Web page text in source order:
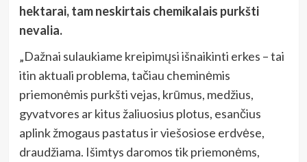
hektarai, tam neskirtais chemikalais purkšti
nevalia.
„Dažnai sulaukiame kreipimųsi išnaikinti erkes – tai
itin aktuali problema, tačiau cheminėmis
priemonėmis purkšti vejas, krūmus, medžius,
gyvatvores ar kitus žaliuosius plotus, esančius
aplink žmogaus pastatus ir viešosiose erdvėse,
draudžiama. Išimtys daromos tik priemonėms,